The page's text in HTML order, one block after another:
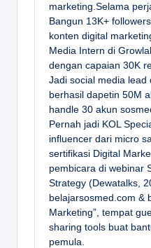
marketing.Selama
Bangun 13K+
konten digital
Media Intern di
dengan capaian 30K
Jadi social media lead
berhasil dapetin 50M
handle 30 akun
Pernah jadi KOL
influencer dari micro
sertifikasi Digital
pembicara di webinar
Strategy (Dewatalks,
belajarsosmed.com &
Marketing”, tempat
sharing tools buat
pemula.